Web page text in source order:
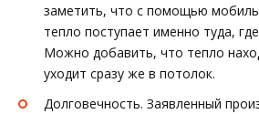
заметить, что с помощью
тепло поступает именно туда,
Можно добавить, что тепло
уходит сразу же в потолок.
Долговечность. Заявленный